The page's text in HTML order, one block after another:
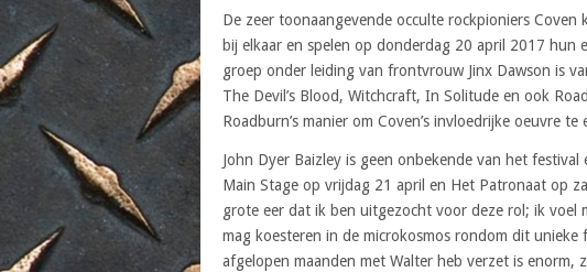
De zeer toonaangevende occulte rockpioniers
bij elkaar en spelen op donderdag 20 april 2017 hun
groep onder leiding van frontvrouw Jinx Dawson is
The Devil’s Blood, Witchcraft, In Solitude en ook
Roadburn’s manier om Coven’s invloedrijke oeuvre te
John Dyer Baizley is geen onbekende van het
Main Stage op vrijdag 21 april en Het Patronaat op
grote eer dat ik ben uitgezocht voor deze rol; ik voel
mag koesteren in de microkosmos rondom dit unieke
afgelopen maanden met Walter heb verzet is enorm,